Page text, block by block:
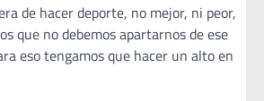
de hacer deporte, no mejor, ni peor,
que no debemos apartarnos de ese
eso tengamos que hacer un alto en